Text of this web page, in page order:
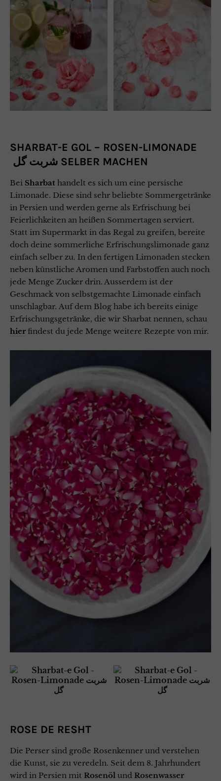
SHARBAT-E GOL – ROSEN-LIMONADE
شربت گل SELBER MACHEN
Bei Sharbat handelt es sich um eine persische
Limonade. Diese sind sehr beliebte Sommergetränke
in Persien und werden gerne als Erfrischung bei
Feierlichkeiten an heißen Sommertagen serviert.
Statt im Supermarkt in das Regal zu greifen, bereite
doch deine sommerliche Erfrischungslimonade ganz
einfach selber zu. In den fertigen Limonaden stecken
neben künstliche Aromen und Farbstoffen auch noch
jede Menge Zucker drin. Ausserdem ist der
Geschmack von selbstgemachte Limonade einfach
unschlagbar. Auf dem Blog habe ich bereits einige
Erfrischungsgetränke, die wir Sharbat nennen, schau
hierfindest du jede Menge weitere Rezepte von mir.
ROSE DE RESHT
Die Perser sind große Rosenkenner und verstehen
die Kunst, sie zu veredeln. Seit dem 8. Jahrhundert
wird in Persien mit Rosenöl und Rosenwasser